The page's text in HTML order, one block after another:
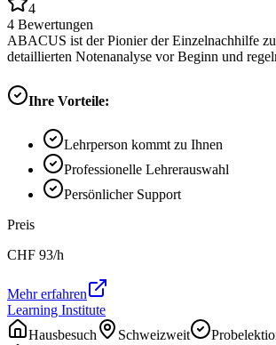
4
4 Bewertungen
ABACUS ist der Pionier der Einzelnachhilfe
detaillierten Notenanalyse vor Beginn und
Ihre Vorteile:
Lehrperson kommt zu Ihnen
Professionelle Lehrerauswahl
Persönlicher Support
Preis
CHF 93/h
Mehr erfahren
Learning Institute
Hausbesuch
Schweizweit